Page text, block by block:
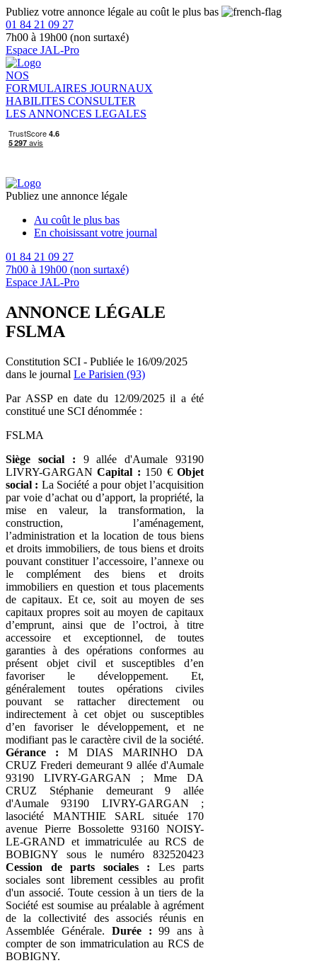
Publiez votre annonce légale au coût le plus bas
01 84 21 09 27
7h00 à 19h00 (non surtaxé)
Espace JAL-Pro
NOS
FORMULAIRES JOURNAUX
HABILITES CONSULTER
LES ANNONCES LEGALES
Publiez une annonce légale
Au coût le plus bas
En choisissant votre journal
01 84 21 09 27
7h00 à 19h00 (non surtaxé)
Espace JAL-Pro
ANNONCE LÉGALE
FSLMA
Constitution SCI - Publiée le 16/09/2025
dans le journal Le Parisien (93)
Par ASSP en date du 12/09/2025 il a été
constitué une SCI dénommée :
FSLMA
Siège social : 9 allée d'Aumale 93190
LIVRY-GARGANCapital : 150 €Objet
social : La Société a pour objet l’acquisition
par voie d’achat ou d’apport, la propriété, la
mise en valeur, la transformation, la
construction, l’aménagement,
l’administration et la location de tous biens
et droits immobiliers, de tous biens et droits
pouvant constituer l’accessoire, l’annexe ou
le complément des biens et droits
immobiliers en question et tous placements
de capitaux. Et ce, soit au moyen de ses
capitaux propres soit au moyen de capitaux
d’emprunt, ainsi que de l’octroi, à titre
accessoire et exceptionnel, de toutes
garanties à des opérations conformes au
présent objet civil et susceptibles d’en
favoriser le développement. Et,
généralement toutes opérations civiles
pouvant se rattacher directement ou
indirectement à cet objet ou susceptibles
d’en favoriser le développement, et ne
modifiant pas le caractère civil de la société.
Gérance : M DIAS MARINHO DA
CRUZ Frederi demeurant 9 allée d'Aumale
93190 LIVRY-GARGAN ; Mme DA
CRUZ Stéphanie demeurant 9 allée
d'Aumale 93190 LIVRY-GARGAN ;
lasociété MANTHIE SARL située 170
avenue Pierre Bossolette 93160 NOISY-
LE-GRAND et immatriculée au RCS de
BOBIGNY sous le numéro 832520423
Cession de parts sociales : Les parts
sociales sont librement cessibles au profit
d'un associé. Toute cession à un tiers de la
Société est soumise au préalable à agrément
de la collectivité des associés réunis en
Assemblée Générale. Durée : 99 ans à
compter de son immatriculation au RCS de
BOBIGNY.